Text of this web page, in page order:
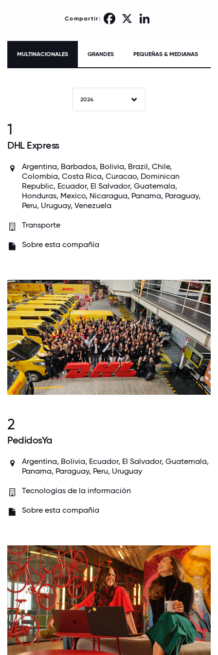
Compartir: Facebook
MULTINACIONALES GRANDES PEQUEÑAS & MEDIANAS
2024
1
DHL Express
Argentina, Barbados, Bolivia, Brazil, Chile,
Colombia, Costa Rica, Curacao, Dominican
Republic, Ecuador, El Salvador, Guatemala,
Honduras, Mexico, Nicaragua, Panama, Paraguay,
Peru, Uruguay, Venezuela
Transporte
Sobre esta compañía
2
PedidosYa
Argentina, Bolivia, Ecuador, El Salvador, Guatemala,
Panama, Paraguay, Peru, Uruguay
Tecnologías de la información
Sobre esta compañía